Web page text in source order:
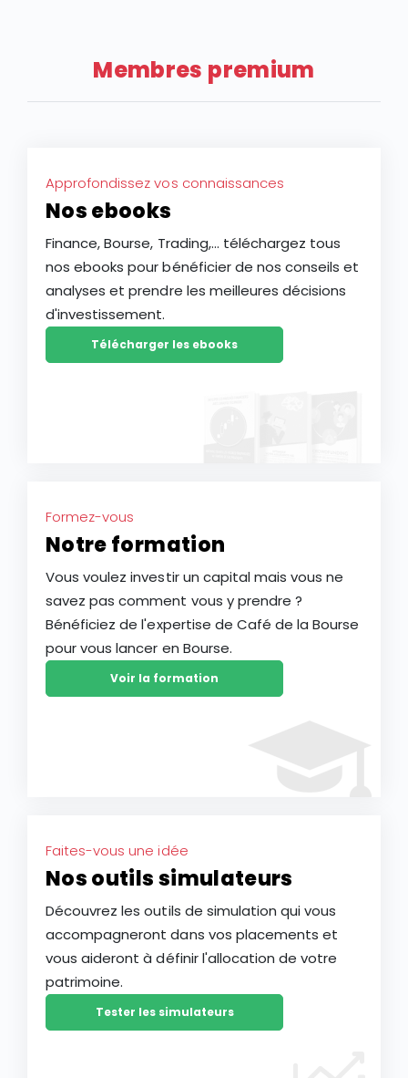
Membres premium
Approfondissez vos connaissances
Nos ebooks
Finance, Bourse, Trading,... téléchargez tous
nos ebooks pour bénéficier de nos conseils et
analyses et prendre les meilleures décisions
d'investissement.
Télécharger les ebooks
Formez-vous
Notre formation
Vous voulez investir un capital mais vous ne
savez pas comment vous y prendre ?
Bénéficiez de l'expertise de Café de la Bourse
pour vous lancer en Bourse.
Voir la formation
Faites-vous une idée
Nos outils simulateurs
Découvrez les outils de simulation qui vous
accompagneront dans vos placements et
vous aideront à définir l'allocation de votre
patrimoine.
Tester les simulateurs